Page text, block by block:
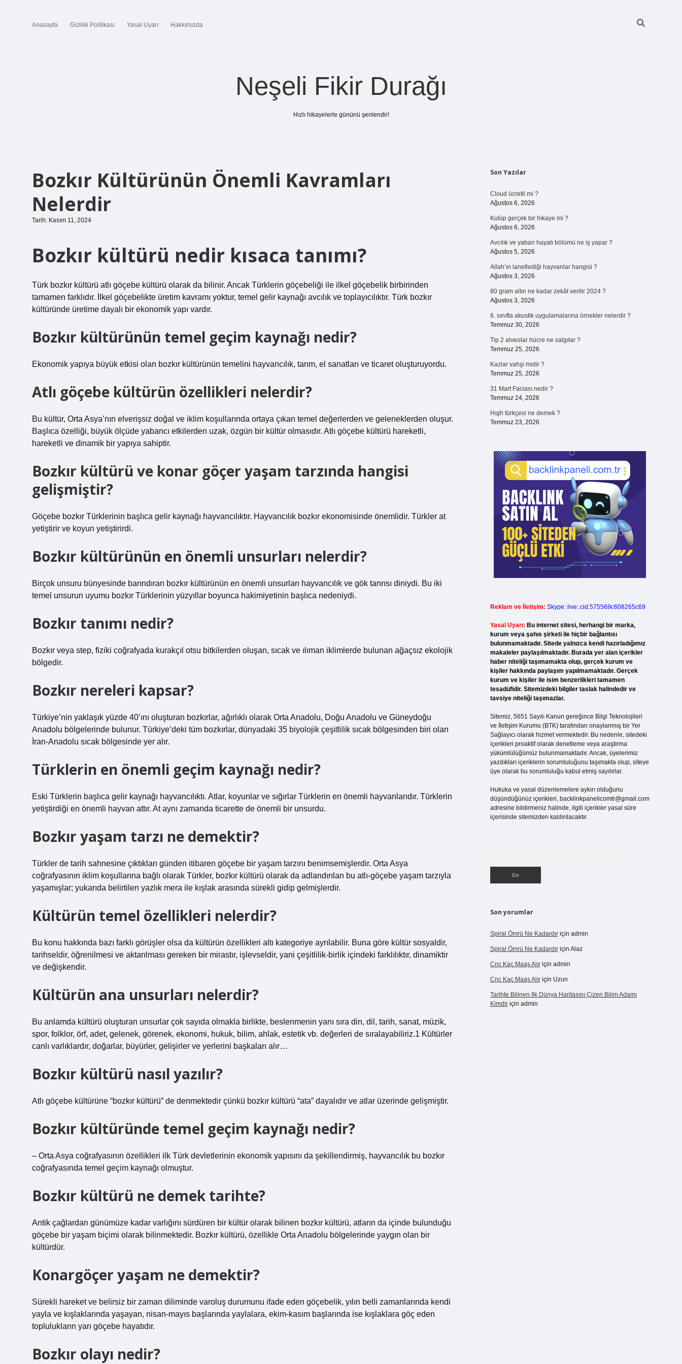
Anasayfa Gizlilik Politikası Yasal Uyarı Hakkımızda
Neşeli Fikir Durağı
Hızlı hikayelerle gününü şenlendir!
Bozkır Kültürünün Önemli Kavramları
Nelerdir
Tarih: Kasım 11, 2024
Bozkır kültürü nedir kısaca tanımı?
Türk bozkır kültürü atlı göçebe kültürü olarak da bilinir. Ancak Türklerin göçebeliği ile ilkel göçebelik birbirinden
tamamen farklıdır. İlkel göçebelikte üretim kavramı yoktur, temel gelir kaynağı avcılık ve toplayıcılıktır. Türk bozkır
kültüründe üretime dayalı bir ekonomik yapı vardır.
Bozkır kültürünün temel geçim kaynağı nedir?
Ekonomik yapıya büyük etkisi olan bozkır kültürünün temelini hayvancılık, tarım, el sanatları ve ticaret oluşturuyordu.
Atlı göçebe kültürün özellikleri nelerdir?
Bu kültür, Orta Asya’nın elverişsiz doğal ve iklim koşullarında ortaya çıkan temel değerlerden ve geleneklerden oluşur.
Başlıca özelliği, büyük ölçüde yabancı etkilerden uzak, özgün bir kültür olmasıdır. Atlı göçebe kültürü hareketli,
hareketli ve dinamik bir yapıya sahiptir.
Bozkır kültürü ve konar göçer yaşam tarzında hangisi
gelişmiştir?
Göçebe bozkır Türklerinin başlıca gelir kaynağı hayvancılıktır. Hayvancılık bozkır ekonomisinde önemlidir. Türkler at
yetiştirir ve koyun yetiştirirdi.
Bozkır kültürünün en önemli unsurları nelerdir?
Birçok unsuru bünyesinde barındıran bozkır kültürünün en önemli unsurları hayvancılık ve gök tanrısı diniydi. Bu iki
temel unsurun uyumu bozkır Türklerinin yüzyıllar boyunca hakimiyetinin başlıca nedeniydi.
Bozkır tanımı nedir?
Bozkır veya step, fiziki coğrafyada kurakçıl otsu bitkilerden oluşan, sıcak ve ılıman iklimlerde bulunan ağaçsız ekolojik
bölgedir.
Bozkır nereleri kapsar?
Türkiye’nin yaklaşık yüzde 40’ını oluşturan bozkırlar, ağırlıklı olarak Orta Anadolu, Doğu Anadolu ve Güneydoğu
Anadolu bölgelerinde bulunur. Türkiye’deki tüm bozkırlar, dünyadaki 35 biyolojik çeşitlilik sıcak bölgesinden biri olan
İran-Anadolu sıcak bölgesinde yer alır.
Türklerin en önemli geçim kaynağı nedir?
Eski Türklerin başlıca gelir kaynağı hayvancılıktı. Atlar, koyunlar ve sığırlar Türklerin en önemli hayvanlarıdır. Türklerin
yetiştirdiği en önemli hayvan attır. At aynı zamanda ticarette de önemli bir unsurdu.
Bozkır yaşam tarzı ne demektir?
Türkler de tarih sahnesine çıktıkları günden itibaren göçebe bir yaşam tarzını benimsemişlerdir. Orta Asya
coğrafyasının iklim koşullarına bağlı olarak Türkler, bozkır kültürü olarak da adlandırılan bu atlı-göçebe yaşam tarzıyla
yaşamışlar; yukarıda belirtilen yazlık mera ile kışlak arasında sürekli gidip gelmişlerdir.
Kültürün temel özellikleri nelerdir?
Bu konu hakkında bazı farklı görüşler olsa da kültürün özellikleri altı kategoriye ayrılabilir. Buna göre kültür sosyaldir,
tarihseldir, öğrenilmesi ve aktarılması gereken bir mirastır, işlevseldir, yani çeşitlilik-birlik içindeki farklılıktır, dinamiktir
ve değişkendir.
Kültürün ana unsurları nelerdir?
Bu anlamda kültürü oluşturan unsurlar çok sayıda olmakla birlikte, beslenmenin yanı sıra din, dil, tarih, sanat, müzik,
spor, folklor, örf, adet, gelenek, görenek, ekonomi, hukuk, bilim, ahlak, estetik vb. değerleri de sıralayabiliriz.1 Kültürler
canlı varlıklardır, doğarlar, büyürler, gelişirler ve yerlerini başkaları alır…
Bozkır kültürü nasıl yazılır?
Atlı göçebe kültürüne “bozkır kültürü” de denmektedir çünkü bozkır kültürü “ata” dayalıdır ve atlar üzerinde gelişmiştir.
Bozkır kültüründe temel geçim kaynağı nedir?
– Orta Asya coğrafyasının özellikleri ilk Türk devletlerinin ekonomik yapısını da şekillendirmiş, hayvancılık bu bozkır
coğrafyasında temel geçim kaynağı olmuştur.
Bozkır kültürü ne demek tarihte?
Antik çağlardan günümüze kadar varlığını sürdüren bir kültür olarak bilinen bozkır kültürü, atların da içinde bulunduğu
göçebe bir yaşam biçimi olarak bilinmektedir. Bozkır kültürü, özellikle Orta Anadolu bölgelerinde yaygın olan bir
kültürdür.
Konargöçer yaşam ne demektir?
Sürekli hareket ve belirsiz bir zaman diliminde varoluş durumunu ifade eden göçebelik, yılın belli zamanlarında kendi
yayla ve kışlaklarında yaşayan, nisan-mayıs başlarında yaylalara, ekim-kasım başlarında ise kışlaklara göç eden
toplulukların yarı göçebe hayatıdır.
Bozkır olayı nedir?
Sidebar
Son Yazılar
Cloud ücretli mi ?
Ağustos 6, 2026
Kulüp gerçek bir hikaye mi ?
Ağustos 6, 2026
Avcılık ve yaban hayatı bölümü ne iş yapar ?
Ağustos 5, 2026
Allah’ın lanetlediği hayvanlar hangisi ?
Ağustos 3, 2026
80 gram altın ne kadar zekât verilir 2024 ?
Ağustos 3, 2026
6. sınıfta akustik uygulamalarına örnekler nelerdir ?
Temmuz 30, 2026
Tip 2 alveolar hücre ne salgılar ?
Temmuz 25, 2026
Kazlar vahşi midir ?
Temmuz 25, 2026
31 Mart Faciası nedir ?
Temmuz 24, 2026
Hıgh türkçesi ne demek ?
Temmuz 23, 2026
Reklam ve İletişim: Skype: live:.cid.575569c608265c69
Yasal Uyarı: Bu internet sitesi, herhangi bir marka,
kurum veya şahıs şirketi ile hiçbir bağlantısı
bulunmamaktadır. Sitede yalnızca kendi hazırladığımız
makaleler paylaşılmaktadır. Burada yer alan içerikler
haber niteliği taşımamakta olup, gerçek kurum ve
kişiler hakkında paylaşım yapılmamaktadır. Gerçek
kurum ve kişiler ile isim benzerlikleri tamamen
tesadüfidir. Sitemizdeki bilgiler taslak halindedir ve
tavsiye niteliği taşımazlar.
Sitemiz, 5651 Sayılı Kanun gereğince Bilgi Teknolojileri
ve İletişim Kurumu (BTK) tarafından onaylanmış bir Yer
Sağlayıcı olarak hizmet vermektedir. Bu nedenle, sitedeki
içerikleri proaktif olarak denetleme veya araştırma
yükümlülüğümüz bulunmamaktadır. Ancak, üyelerimiz
yazdıkları içeriklerin sorumluluğunu taşımakta olup, siteye
üye olarak bu sorumluluğu kabul etmiş sayılırlar.
Hukuka ve yasal düzenlemelere aykırı olduğunu
düşündüğünüz içerikleri, backlinkpanelicomtr@gmail.com
adresine bildirmeniz halinde, ilgili içerikler yasal süre
içerisinde sitemizden kaldırılacaktır.
Son yorumlar
Spiral Ömrü Ne Kadardıriçin admin
Spiral Ömrü Ne Kadardıriçin Alaz
Cnc Kaç Maaş Alıriçin admin
Cnc Kaç Maaş Alıriçin Uzun
Tarihte Bilinen Ilk Dünya Haritasını Çizen Bilim Adamı
Kimdiriçin admin